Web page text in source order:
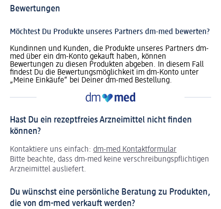
Bewertungen
Möchtest Du Produkte unseres Partners dm-med bewerten?
Kundinnen und Kunden, die Produkte unseres Partners dm-
med über ein dm-Konto gekauft haben, können
Bewertungen zu diesen Produkten abgeben. In diesem Fall
findest Du die Bewertungsmöglichkeit im dm-Konto unter
„Meine Einkäufe“ bei Deiner dm-med Bestellung.
Hast Du ein rezeptfreies Arzneimittel nicht finden
können?
Kontaktiere uns einfach: dm-med Kontaktformular
Bitte beachte, dass dm-med keine verschreibungspflichtigen
Arzneimittel ausliefert.
Du wünschst eine persönliche Beratung zu Produkten,
die von dm-med verkauft werden?